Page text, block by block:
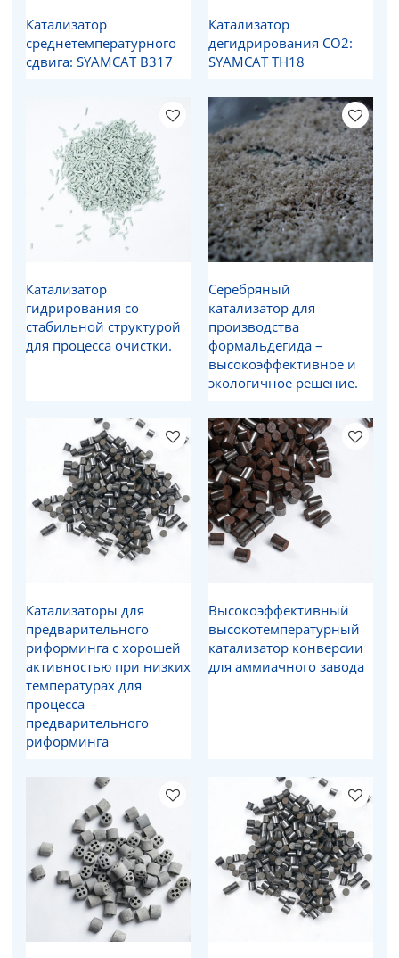
Катализатор
среднетемпературного
сдвига: SYAMCAT B317
Катализатор
дегидрирования CO2:
SYAMCAT TH18
Катализатор
гидрирования со
стабильной структурой
для процесса очистки.
Серебряный
катализатор для
производства
формальдегида –
высокоэффективное и
экологичное решение.
Катализаторы для
предварительного
риформинга с хорошей
активностью при низких
температурах для
процесса
предварительного
риформинга
Высокоэффективный
высокотемпературный
катализатор конверсии
для аммиачного завода